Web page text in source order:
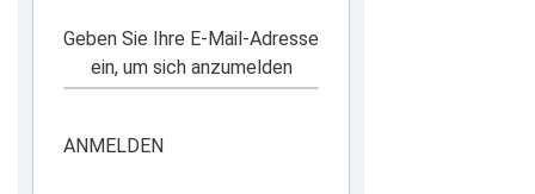
Geben Sie Ihre E-Mail-Adresse
ein, um sich anzumelden
ANMELDEN